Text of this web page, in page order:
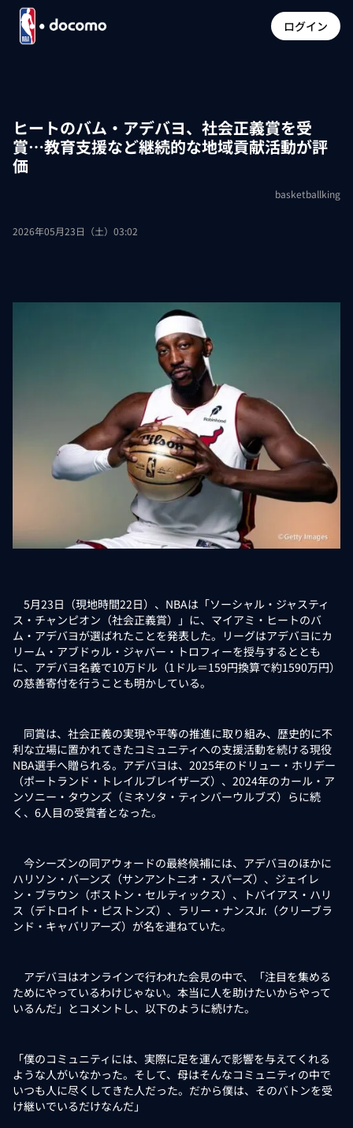
ログイン
ヒートのバム・アデバヨ、社会正義賞を受
賞…教育支援など継続的な地域貢献活動が評
価
basketballking
2026年05月23日（土）03:02
5月23日（現地時間22日）、NBAは「ソーシャル・ジャスティ
ス・チャンピオン（社会正義賞）」に、マイアミ・ヒートのバ
ム・アデバヨが選ばれたことを発表した。リーグはアデバヨにカ
リーム・アブドゥル・ジャバー・トロフィーを授与するととも
に、アデバヨ名義で10万ドル（1ドル＝159円換算で約1590万円）
の慈善寄付を行うことも明かしている。
同賞は、社会正義の実現や平等の推進に取り組み、歴史的に不
利な立場に置かれてきたコミュニティへの支援活動を続ける現役
NBA選手へ贈られる。アデバヨは、2025年のドリュー・ホリデー
（ポートランド・トレイルブレイザーズ）、2024年のカール・ア
ンソニー・タウンズ（ミネソタ・ティンバーウルブズ）らに続
く、6人目の受賞者となった。
今シーズンの同アウォードの最終候補には、アデバヨのほかに
ハリソン・バーンズ（サンアントニオ・スパーズ）、ジェイレ
ン・ブラウン（ボストン・セルティックス）、トバイアス・ハリ
ス（デトロイト・ピストンズ）、ラリー・ナンスJr.（クリーブラ
ンド・キャバリアーズ）が名を連ねていた。
アデバヨはオンラインで行われた会見の中で、「注目を集める
ためにやっているわけじゃない。本当に人を助けたいからやって
いるんだ」とコメントし、以下のように続けた。
「僕のコミュニティには、実際に足を運んで影響を与えてくれる
ような人がいなかった。そして、母はそんなコミュニティの中で
いつも人に尽くしてきた人だった。だから僕は、そのバトンを受
け継いでいるだけなんだ」